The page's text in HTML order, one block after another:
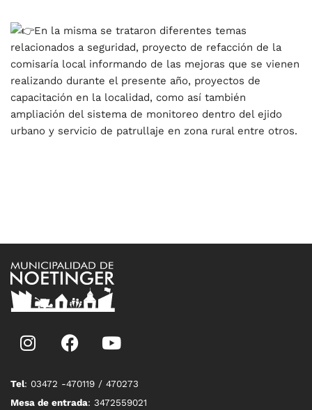
En la misma se trataron diferentes temas
relacionados a seguridad, proyecto de refacción de la
comisaría local informando de las mejoras que se vienen
realizando durante el presente año, proyectos de
capacitación en la localidad, como así también
ampliación del sistema de monitoreo dentro del ejido
urbano y servicio de patrullaje en zona rural entre otros.
Tel: 03472 -470119 / 470273
Mesa de entrada: 3472559021